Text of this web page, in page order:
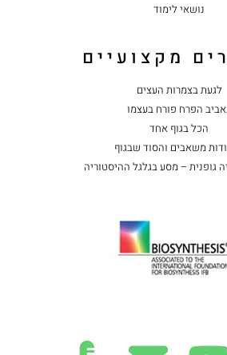
נושאי לימוד
מקצועיים
לגעת בצמרות העצים
הפרח פורח בעצמו
הכל בגוף אחד
משאבים והסוד שבגוף
גופנית – מסע בגלגל ההיסטוריה